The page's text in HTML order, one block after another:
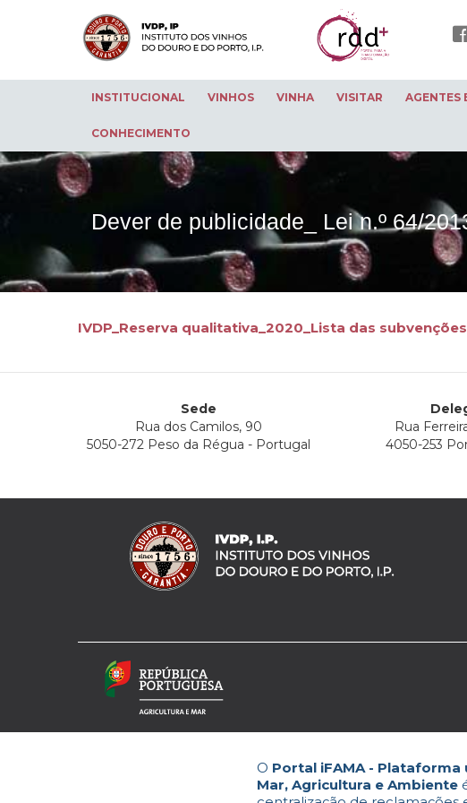
INSTITUCIONAL VINHOS VINHA VISITAR AGENTES
CONHECIMENTO
Dever de publicidade_ Lei n.º 64/
IVDP_Reserva qualitativa_2020_Lista das
Sede
Rua dos Camilos, 90
5050-272 Peso da Régua - Portugal
Rua
4050-253
O Portal iFAMA -
Mar, Agricultura e Ambiente